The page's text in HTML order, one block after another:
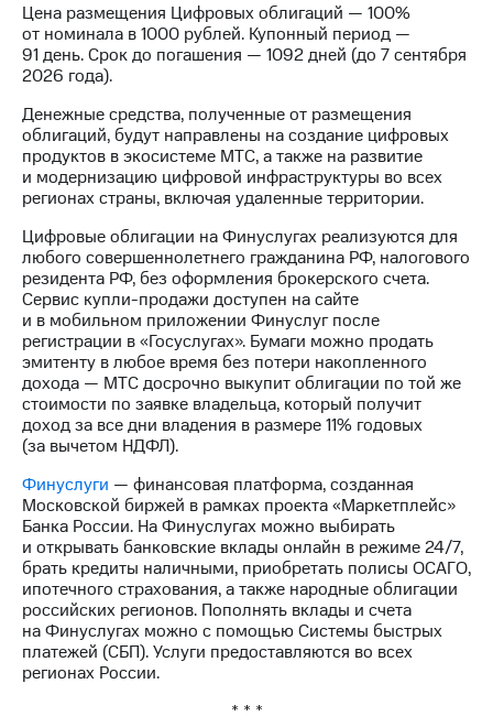
Корпоративный
секретарь
Раскрытие
информации
Информация
акционерам
Документы
ПАО
"МТС"
Собрания
акционеров
Личный
кабинет
акционера
Акционерный
капитал
Контроль
и
аудит
Рынок
акций
Описание
Программа
приобретения
Порядок
выкупа
акций
Дивиденды
Рынок
облигаций
Еврооблигации-2023
Цена размещения Цифровых облигаций — 100%
от номинала в 1000 рублей. Купонный период —
91 день. Срок до погашения — 1092 дней (до 7 сентября
2026 года).
Денежные средства, полученные от размещения
облигаций, будут направлены на создание цифровых
продуктов в экосистеме МТС, а также на развитие
и модернизацию цифровой инфраструктуры во всех
регионах страны, включая удаленные территории.
Цифровые облигации на Финуслугах реализуются для
любого совершеннолетнего гражданина РФ, налогового
резидента РФ, без оформления брокерского счета.
Сервис купли-продажи доступен на сайте
и в мобильном приложении Финуслуг после
регистрации в «Госуслугах». Бумаги можно продать
эмитенту в любое время без потери накопленного
дохода — МТС досрочно выкупит облигации по той же
стоимости по заявке владельца, который получит
доход за все дни владения в размере 11% годовых
(за вычетом НДФЛ).
Финуслуги — финансовая платформа, созданная
Московской биржей в рамках проекта «Маркетплейс»
Банка России. На Финуслугах можно выбирать
и открывать банковские вклады онлайн в режиме 24/7,
брать кредиты наличными, приобретать полисы ОСАГО,
ипотечного страхования, а также народные облигации
российских регионов. Пополнять вклады и счета
на Финуслугах можно с помощью Системы быстрых
платежей (СБП). Услуги предоставляются во всех
регионах России.
* * *